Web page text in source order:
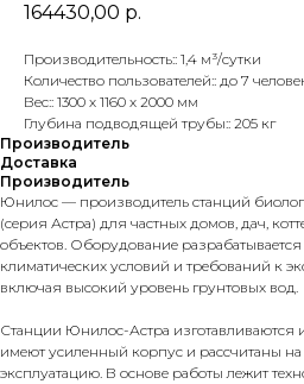
164430,00 р.
Производительность:: 1,4 м³/сутки
Количество пользователей:: до 7
Вес:: 1300 х 1160 х 2000 мм
Глубина подводящей трубы:: 205 кг
Производитель
Доставка
Производитель
Юнилос — производитель станций
(серия Астра) для частных домов, дач,
объектов. Оборудование
климатических условий и требований к
включая высокий уровень грунтовых вод.
Станции Юнилос-Астра изготавливаются
имеют усиленный корпус и рассчитаны
эксплуатацию. В основе работы лежит